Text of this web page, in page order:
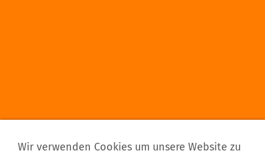
Wir verwenden Cookies um unsere Website zu